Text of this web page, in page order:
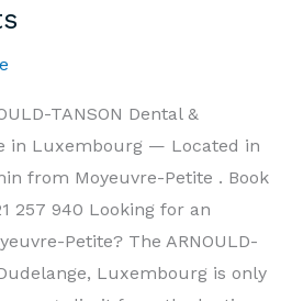
TANSON Dental &
in Luxembourg — Located in
from Moyeuvre-Petite . Book
257 940 Looking for an
Petite? The ARNOULD-
Luxembourg is only